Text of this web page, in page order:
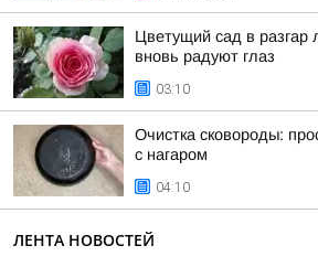
Цветущий сад в разгар
вновь радуют глаз
03:10
Очистка сковороды:
с нагаром
04:10
ЛЕНТА НОВОСТЕЙ